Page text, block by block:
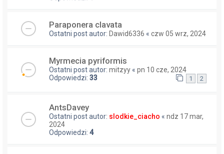
Paraponera clavata
Ostatni post autor: Dawid6336 « czw 05 wrz, 2024
Myrmecia pyriformis
Ostatni post autor: mitzyy « pn 10 cze, 2024
Odpowiedzi: 33 1 2
AntsDavey
Ostatni post autor: slodkie_ciacho « ndz 17 mar,
2024
Odpowiedzi: 4